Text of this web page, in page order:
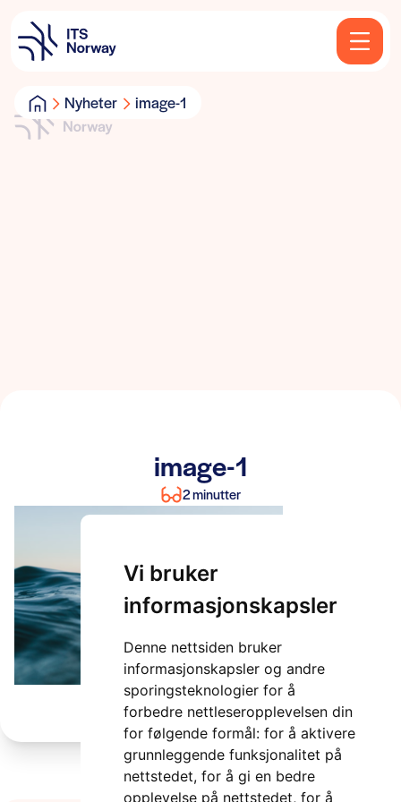
Vi bruker
informasjonskapsler
Denne nettsiden bruker
informasjonskapsler og andre
sporingsteknologier for å
forbedre nettleseropplevelsen din
for følgende formål: for å aktivere
grunnleggende funksjonalitet på
nettstedet, for å gi en bedre
opplevelse på nettstedet, for å
Nyheter image-1
image-1
2 minutter